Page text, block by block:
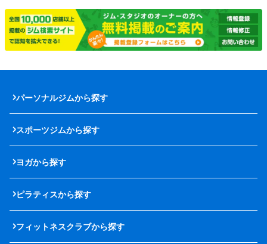
パーソナルジムから探す
スポーツジムから探す
ヨガから探す
ピラティスから探す
フィットネスクラブから探す